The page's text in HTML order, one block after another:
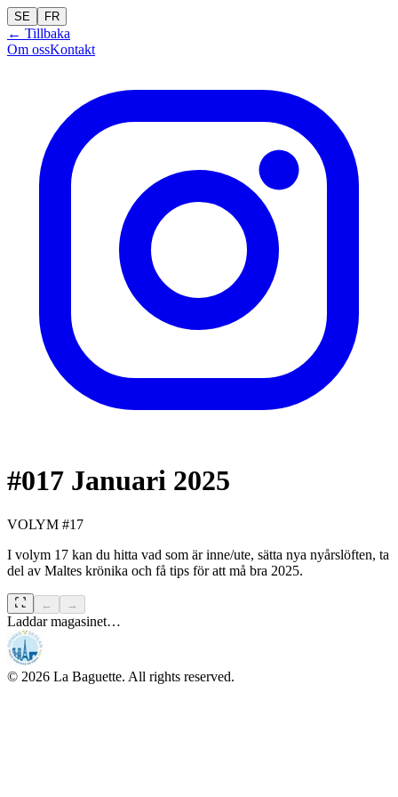
SE FR
← Tillbaka
Om ossKontakt
#017 Januari 2025
VOLYM #17
I volym 17 kan du hitta vad som är inne/ute, sätta nya nyårslöften, ta
del av Maltes krönika och få tips för att må bra 2025.
← →
Laddar magasinet…
© 2026 La Baguette. All rights reserved.